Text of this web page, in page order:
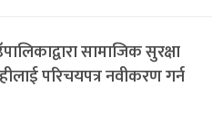
सामाजिक सुरक्षा
परिचयपत्र नवीकरण गर्न